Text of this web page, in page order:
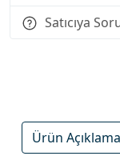
Satıcıya
Ürün